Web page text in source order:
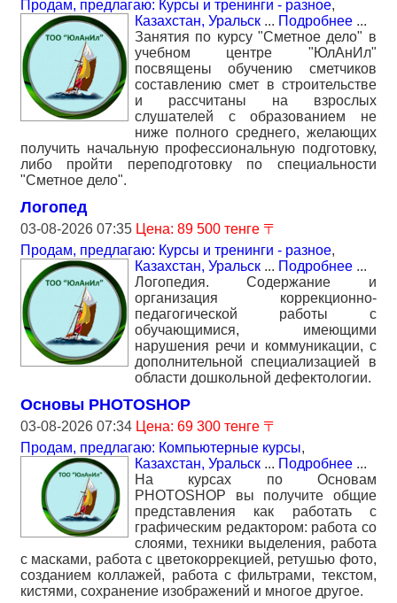
Продам, предлагаю: Курсы и тренинги - разное,
Казахстан, Уральск ... Подробнее ...
Занятия по курсу "Сметное дело" в
учебном центре "ЮлАнИл"
посвящены обучению сметчиков
составлению смет в строительстве
и рассчитаны на взрослых
слушателей с образованием не
ниже полного среднего, желающих
получить начальную профессиональную подготовку,
либо пройти переподготовку по специальности
"Сметное дело".
Логопед
03-08-2026 07:35 Цена: 89 500 тенге 〒
Продам, предлагаю: Курсы и тренинги - разное,
Казахстан, Уральск ... Подробнее ...
Логопедия. Содержание и
организация коррекционно-
педагогической работы с
обучающимися, имеющими
нарушения речи и коммуникации, с
дополнительной специализацией в
области дошкольной дефектологии.
Основы PHOTOSHOP
03-08-2026 07:34 Цена: 69 300 тенге 〒
Продам, предлагаю: Компьютерные курсы,
Казахстан, Уральск ... Подробнее ...
На курсах по Основам
PHOTOSHOP вы получите общие
представления как работать с
графическим редактором: работа со
слоями, техники выделения, работа
с масками, работа с цветокоррекцией, ретушью фото,
созданием коллажей, работа с фильтрами, текстом,
кистями, сохранение изображений и многое другое.